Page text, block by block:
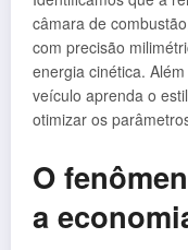
câmara de
com precisão
energia cinética.
veículo aprenda o
otimizar os
O
a